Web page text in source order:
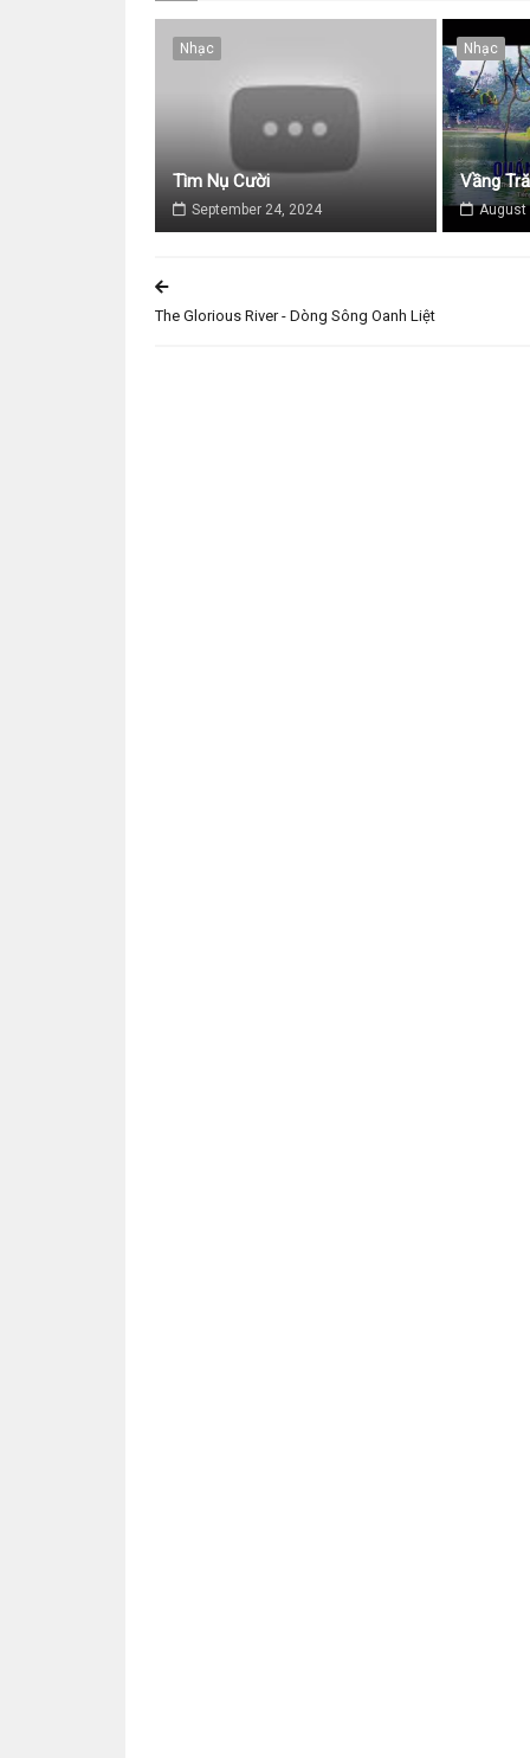
Nhạc
Tìm Nụ Cười
September 24, 2024
Nhạc
Vầng
August
The Glorious River - Dòng Sông Oanh Liệt